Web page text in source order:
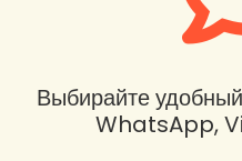
Выбирайте
WhatsApp,